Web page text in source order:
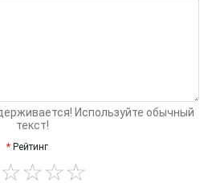
Используйте обычный
текст!
Рейтинг